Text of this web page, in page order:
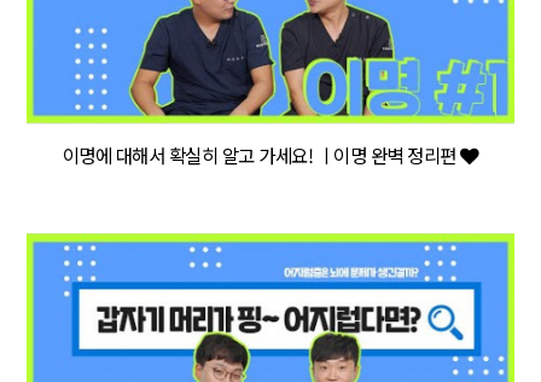
이명에 대해서 확실히 알고 가세요! ㅣ이명 완벽 정리편